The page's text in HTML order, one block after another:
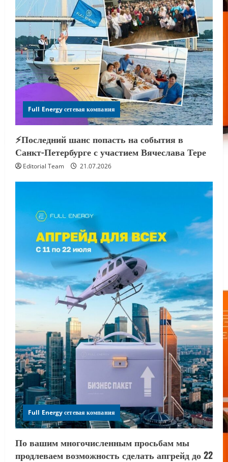
Full Energy сетевая компания
⚡️Последний шанс попасть на события в
Санкт-Петербурге с участием Вячеслава Тере
Editorial Team 21.07.2026
Full Energy сетевая компания
По вашим многочисленным просьбам мы
продлеваем возможность сделать апгрейд до 22